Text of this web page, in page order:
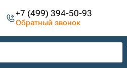
+7 (499) 394-50-93
Обратный звонок